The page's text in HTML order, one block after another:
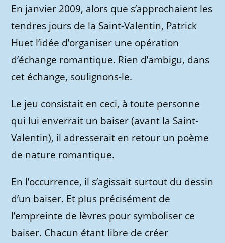
En janvier 2009, alors que s’approchaient les
tendres jours de la Saint-Valentin, Patrick
Huet l’idée d’organiser une opération
d’échange romantique. Rien d’ambigu, dans
cet échange, soulignons-le.
Le jeu consistait en ceci, à toute personne
qui lui enverrait un baiser (avant la Saint-
Valentin), il adresserait en retour un poème
de nature romantique.
En l’occurrence, il s’agissait surtout du dessin
d’un baiser. Et plus précisément de
l’empreinte de lèvres pour symboliser ce
baiser. Chacun étant libre de créer